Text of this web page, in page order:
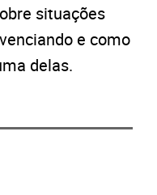
situações
e como
delas.